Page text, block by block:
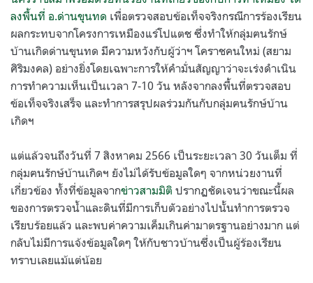
ลงพื้นที่ อ.ด่านขุนทด เพื่อตรวจสอบข้อเท็จจริงกรณีการร้องเรียน
ผลกระทบจากโครงการเหมืองแร่โปแตช ซึ่งทำให้กลุ่มฅนรักษ์
บ้านเกิดด่านขุนทด มีความหวังกับผู้ว่าฯ โคราชคนใหม่ (สยาม
ศิริมงคล) อย่างยิ่งโดยเฉพาะการให้คำมั่นสัญญาว่าจะเร่งดำเนิน
การทำความเห็นเป็นเวลา 7-10 วัน หลังจากลงพื้นที่ตรวจสอบ
ข้อเท็จจริงเสร็จ และทำการสรุปผลร่วมกันกับกลุ่มฅนรักษ์บ้าน
เกิดฯ
แต่แล้วจนถึงวันที่ 7 สิงหาคม 2566 เป็นระยะเวลา 30 วันเต็ม ที่
กลุ่มฅนรักษ์บ้านเกิดฯ ยังไม่ได้รับข้อมูลใดๆ จากหน่วยงานที่
เกี่ยวข้อง ทั้งที่ข้อมูลจากข่าวสามมิติ ปรากฏชัดเจนว่าขณะนี้ผล
ของการตรวจน้ำและดินที่มีการเก็บตัวอย่างไปนั้นทำการตรวจ
เรียบร้อยแล้ว และพบค่าความเค็มเกินค่ามาตรฐานอย่างมาก แต่
กลับไม่มีการแจ้งข้อมูลใดๆ ให้กับชาวบ้านซึ่งเป็นผู้ร้องเรียน
ทราบเลยแม้แต่น้อย